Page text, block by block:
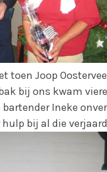
toen Joop
bij ons kwam
Ineke
bij al die